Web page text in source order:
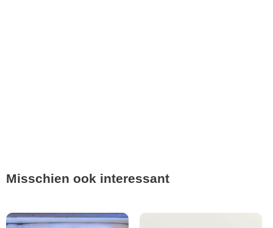
Misschien ook interessant